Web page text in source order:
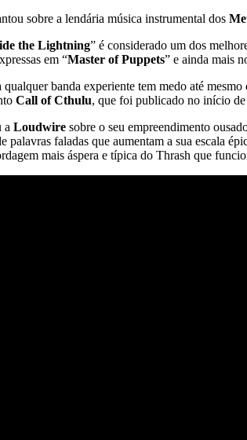
sobre a lendária música instrumental dos
the Lightning” é considerado um dos
em “Master of Puppets” e ainda mais
banda experiente tem medo até
Call of Cthulu, que foi publicado no início
a Loudwire sobre o seu empreendimento
palavras faladas que aumentam a sua escala
mais áspera e típica do Thrash que